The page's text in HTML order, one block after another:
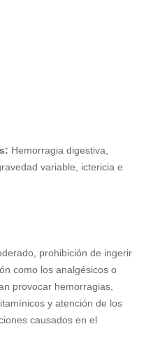
Hemorragia digestiva,
variable, ictericia e
prohibición de ingerir
como los analgésicos o
provocar hemorragias,
y atención de los
causados en el